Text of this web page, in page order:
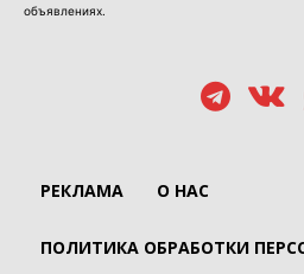
объявлениях.
РЕКЛАМА О НАС
ПОЛИТИКА ОБРАБОТКИ